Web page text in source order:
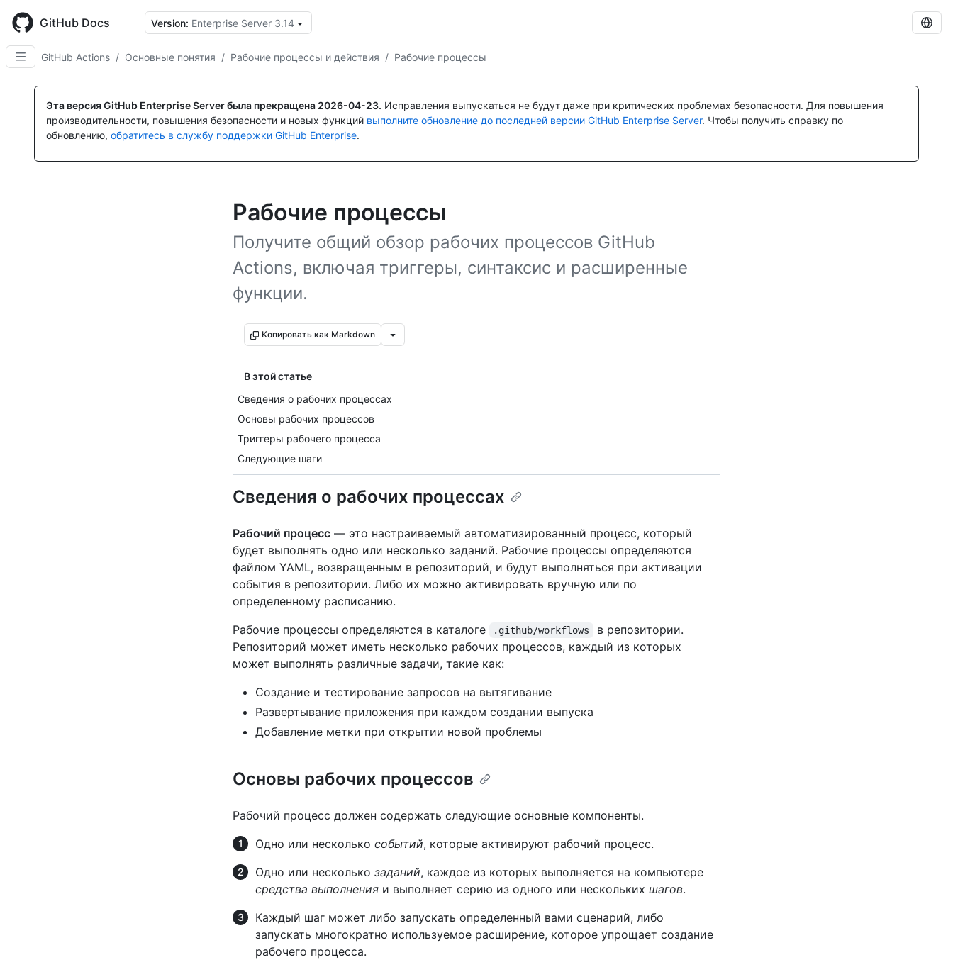
main
content
GitHub Docs Version: Enterprise Server 3.14
GitHub Actions / Основные понятия / Рабочие процессы и действия / Рабочие процессы
Эта версия GitHub Enterprise Server была прекращена 2026-04-23. Исправления выпускаться не будут даже при критических проблемах безопасности. Для повышения
производительности, повышения безопасности и новых функций выполните обновление до последней версии GitHub Enterprise Server. Чтобы получить справку по
обновлению, обратитесь в службу поддержки GitHub Enterprise.
Рабочие процессы
Получите общий обзор рабочих процессов GitHub
Actions, включая триггеры, синтаксис и расширенные
функции.
Копировать как Markdown
В этой статье
Сведения о рабочих процессах
Основы рабочих процессов
Триггеры рабочего процесса
Следующие шаги
Сведения о рабочих процессах
Рабочий процесс — это настраиваемый автоматизированный процесс, который
будет выполнять одно или несколько заданий. Рабочие процессы определяются
файлом YAML, возвращенным в репозиторий, и будут выполняться при активации
события в репозитории. Либо их можно активировать вручную или по
определенному расписанию.
Рабочие процессы определяются в каталоге
.github/workflows
в репозитории.
Репозиторий может иметь несколько рабочих процессов, каждый из которых
может выполнять различные задачи, такие как:
Создание и тестирование запросов на вытягивание
Развертывание приложения при каждом создании выпуска
Добавление метки при открытии новой проблемы
Основы рабочих процессов
Рабочий процесс должен содержать следующие основные компоненты.
Одно или несколько событий, которые активируют рабочий процесс.
Одно или несколько заданий, каждое из которых выполняется на компьютере
средства выполнения и выполняет серию из одного или нескольких шагов.
Каждый шаг может либо запускать определенный вами сценарий, либо
запускать многократно используемое расширение, которое упрощает создание
рабочего процесса.